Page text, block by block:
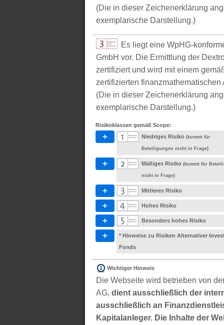
(Die in dieser Zeichenerklärung
exemplarische Darstellung.)
Es liegt eine WpHG-
GmbH vor. Die Ermittlung der
zertifiziert und wird mit einem
zertifizierten
(Die in dieser Zeichenerklärung
exemplarische Darstellung.)
Risikoklassen gemäß Scope:
Niedriges Risiko (kommt für
Beteiligungen nicht in Frage)
Mäßiges Risiko (kommt für
nicht in Frage)
Mittleres Risiko
Hohes Risiko
Besonders hohes Risiko
* Hinweise zu Risiken Alternativer
Fonds
Wichtiger Hinweis
Die Webseite wird betrieben von
AG, dient ausschließlich der
ausschließlich an
Kapitalanleger. Die Inhalte der